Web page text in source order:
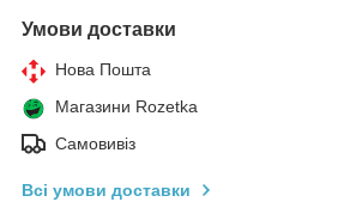
Умови доставки
Нова Пошта
Магазини Rozetka
Самовивіз
Всі умови доставки